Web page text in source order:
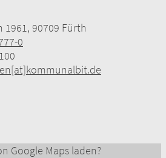
1961, 90709 Fürth
0
Google Maps laden?